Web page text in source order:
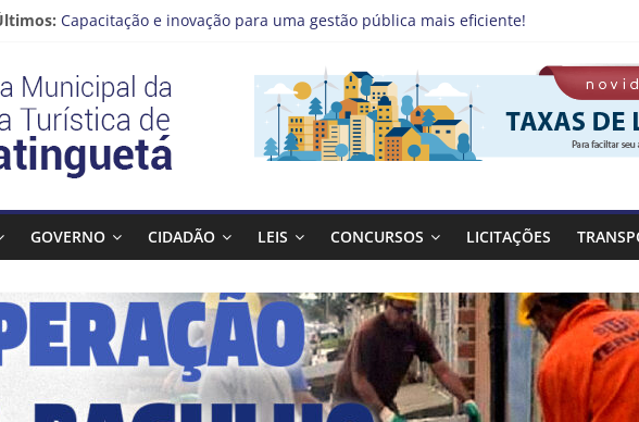
Capacitação e inovação para uma gestão pública mais eficiente!
Prefeitura de Guaratinguetá divulga novo cronograma dos editais da PNAB
Guaratinguetá realizará ação de vacinação contra a Febre Amarela na região
GOVERNO CIDADÃO LEIS CONCURSOS LICITAÇÕES